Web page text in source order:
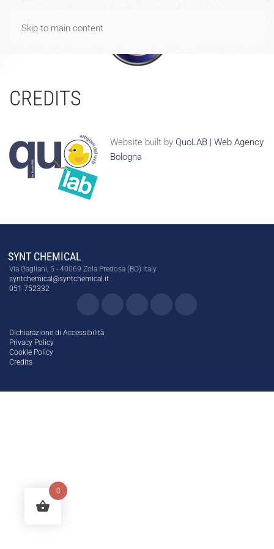
superiore a 40€
Skip to main content
CREDITS
Website built by QuoLAB | Web Agency
Bologna
SYNT CHEMICAL
Via Gagliani, 5 - 40069 Zola Predosa (BO) Italy
syntchemical@syntchemical.it
051 752332
Dichiarazione di Accessibilità
Privacy Policy
Cookie Policy
Credits
0